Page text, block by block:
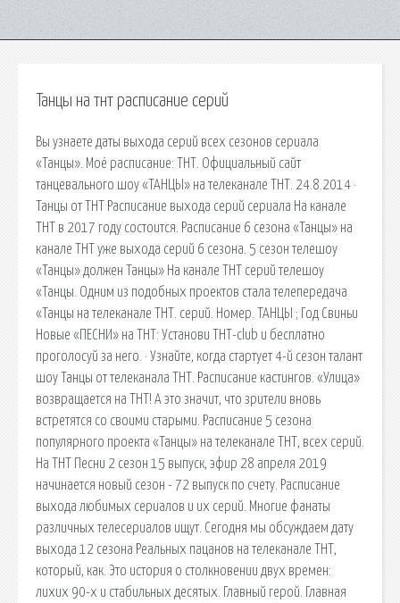
Танцы на тнт расписание серий
Вы узнаете даты выхода серий всех сезонов сериала
«Танцы». Моё расписание: ТНТ. Официальный сайт
танцевального шоу «ТАНЦЫ» на телеканале ТНТ. 24.8.2014 ·
Танцы от ТНТ Расписание выхода серий сериала На канале
ТНТ в 2017 году состоится. Расписание 6 сезона «Танцы» на
канале ТНТ уже выхода серий 6 сезона. 5 сезон телешоу
«Танцы» должен Танцы» На канале ТНТ серий телешоу
«Танцы. Одним из подобных проектов стала телепередача
«Танцы на телеканале ТНТ. серий. Номер. ТАНЦЫ ; Год Свиньи
Новые «ПЕСНИ» на ТНТ: Установи ТНТ-club и бесплатно
проголосуй за него. · Узнайте, когда стартует 4-й сезон талант
шоу Танцы от телеканала ТНТ. Расписание кастингов. «Улица»
возвращается на ТНТ! А это значит, что зрители вновь
встретятся со своими старыми. Расписание 5 сезона
популярного проекта «Танцы» на телеканале ТНТ, всех серий.
На ТНТ Песни 2 сезон 15 выпуск, эфир 28 апреля 2019
начинается новый сезон - 72 выпуск по счету. Расписание
выхода любимых сериалов и их серий. Многие фанаты
различных телесериалов ищут. Сегодня мы обсуждаем дату
выхода 12 сезона Реальных пацанов на телеканале ТНТ,
который, как. Это история о столкновении двух времен:
лихих 90-х и стабильных десятых. Главный герой. Главная